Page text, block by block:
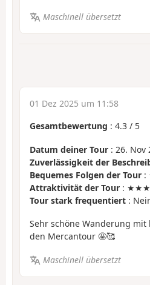
Maschinell übersetzt
01 Dez 2025 um 11:58
Gesamtbewertung : 4.3 / 5
Datum deiner Tour : 26. Nov
Zuverlässigkeit der
Bequemes Folgen der Tour :
Attraktivität der Tour :
Tour stark frequentiert :
Sehr schöne Wanderung
den Mercantour 🤩🥰
Maschinell übersetzt